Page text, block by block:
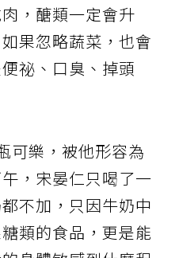
，醣類一定會升
果忽略蔬菜，也會
祕、口臭、掉頭
可樂，被他形容為
，宋晏仁只喝了一
不加，只因牛奶中
類的食品，更是能